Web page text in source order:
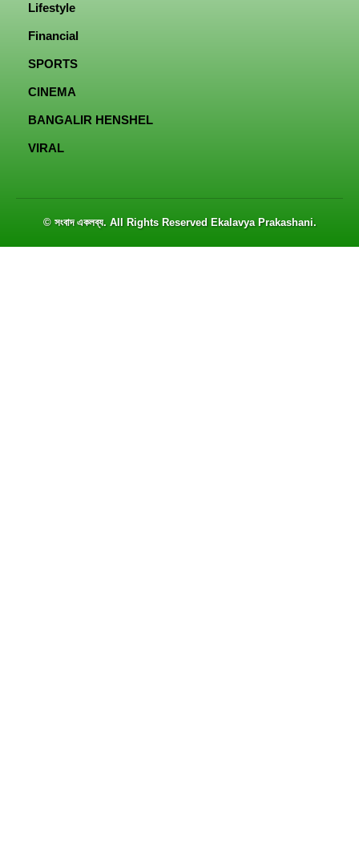
Lifestyle
Financial
SPORTS
CINEMA
BANGALIR HENSHEL
VIRAL
© সংবাদ একলব্য. All Rights Reserved Ekalavya Prakashani.